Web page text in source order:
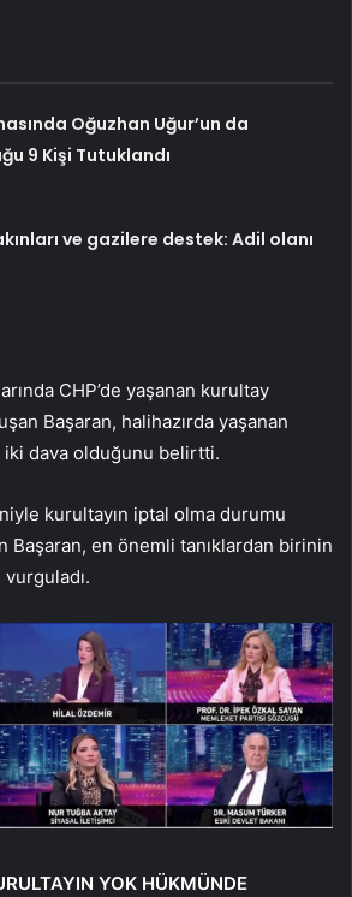
Oğuzhan Uğur’un da
9 Kişi Tutuklandı
ve gazilere destek: Adil olanı
CHP’de yaşanan kurultay
Başaran, halihazırda yaşanan
iki dava olduğunu belirtti.
kurultayın iptal olma durumu
Başaran, en önemli tanıklardan birinin
vurguladı.
YOK HÜKMÜNDE